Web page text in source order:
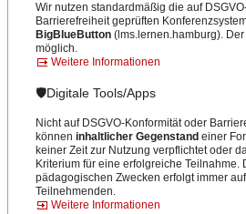
Wir nutzen standardmäßig die auf
Barrierefreiheit geprüften
BigBlueButton (lms.lernen.hamburg).
möglich.
Weitere Informationen
🛡️Digitale Tools/Apps
Nicht auf DSGVO-Konformität oder
können inhaltlicher Gegenstand einer
keiner Zeit zur Nutzung verpflichtet oder
Kriterium für eine erfolgreiche Teilnahme.
pädagogischen Zwecken erfolgt immer
Teilnehmenden.
Weitere Informationen